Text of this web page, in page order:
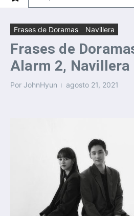
Frases de Doramas Navillera
Frases de
Alarm 2, Navillera
Por JohnHyun agosto 21, 2021